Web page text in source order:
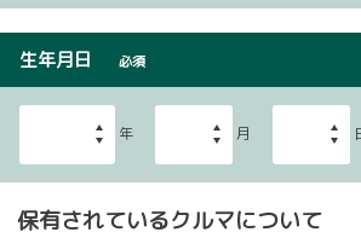
生年月日 必須
年 月
保有されているクルマについて